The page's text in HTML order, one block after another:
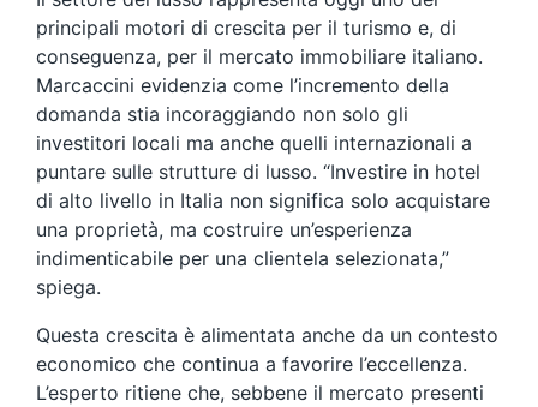
principali motori di crescita per il turismo e, di
conseguenza, per il mercato immobiliare italiano.
Marcaccini evidenzia come l’incremento della
domanda stia incoraggiando non solo gli
investitori locali ma anche quelli internazionali a
puntare sulle strutture di lusso. “Investire in hotel
di alto livello in Italia non significa solo acquistare
una proprietà, ma costruire un’esperienza
indimenticabile per una clientela selezionata,”
spiega.
Questa crescita è alimentata anche da un contesto
economico che continua a favorire l’eccellenza.
L’esperto ritiene che, sebbene il mercato presenti